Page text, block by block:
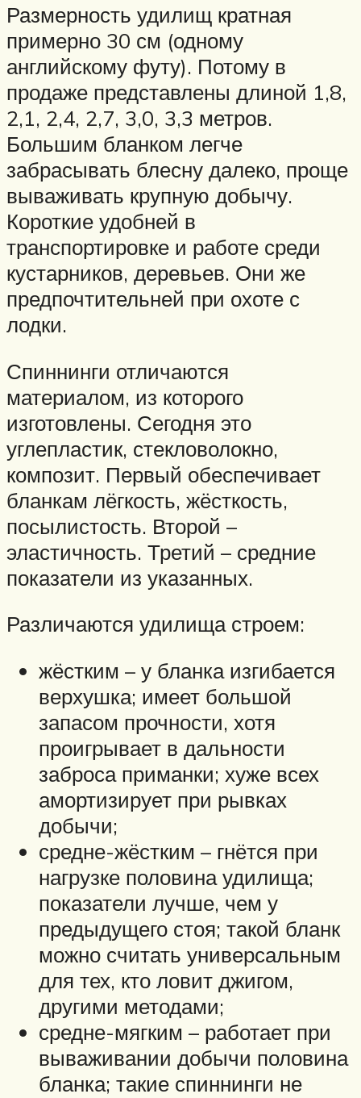
Размерность удилищ кратная
примерно 30 см (одному
английскому футу). Потому в
продаже представлены длиной 1,8,
2,1, 2,4, 2,7, 3,0, 3,3 метров.
Большим бланком легче
забрасывать блесну далеко, проще
вываживать крупную добычу.
Короткие удобней в
транспортировке и работе среди
кустарников, деревьев. Они же
предпочтительней при охоте с
лодки.
Спиннинги отличаются
материалом, из которого
изготовлены. Сегодня это
углепластик, стекловолокно,
композит. Первый обеспечивает
бланкам лёгкость, жёсткость,
посылистость. Второй –
эластичность. Третий – средние
показатели из указанных.
Различаются удилища строем:
жёстким – у бланка изгибается
верхушка; имеет большой
запасом прочности, хотя
проигрывает в дальности
заброса приманки; хуже всех
амортизирует при рывках
добычи;
средне-жёстким – гнётся при
нагрузке половина удилища;
показатели лучше, чем у
предыдущего стоя; такой бланк
можно считать универсальным
для тех, кто ловит джигом,
другими методами;
средне-мягким – работает при
вываживании добычи половина
бланка; такие спиннинги не